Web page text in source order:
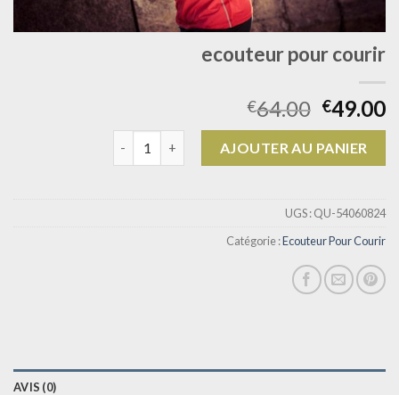
ecouteur pour courir
€64.00 €49.00
AJOUTER AU PANIER
UGS :QU-54060824
Catégorie :Ecouteur Pour Courir
AVIS (0)